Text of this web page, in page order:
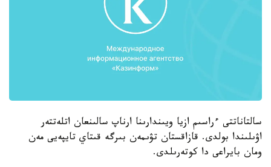
سالتاناتتى ءراسىم ازيا ويىندارىنا ارناپ سالىنعان اتلەتتەر
اۋىلىندا بولدى. قازاقستان تۋىمەن بىرگە قىتاي تايپەيى مەن
ومان بايراعى دا كوتەرىلدى.